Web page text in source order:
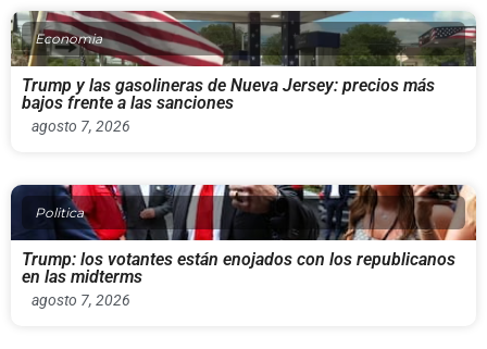
Economia
Trump y las gasolineras de Nueva Jersey: precios más
bajos frente a las sanciones
agosto 7, 2026
Politica
Trump: los votantes están enojados con los republicanos
en las midterms
agosto 7, 2026